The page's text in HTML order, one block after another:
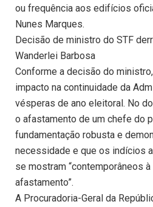
ou frequência aos edifícios
Nunes Marques.
Decisão de ministro do STF
Wanderlei Barbosa
Conforme a decisão do
impacto na continuidade da
vésperas de ano eleitoral. No
o afastamento de um chefe do
fundamentação robusta e
necessidade e que os indícios
se mostram “contemporâneos
afastamento”.
A Procuradoria-Geral da